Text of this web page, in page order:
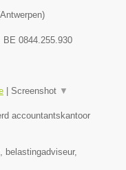
Antwerpen)
BE 0844.255.930
| Screenshot ▼
accountantskantoor
belastingadviseur,